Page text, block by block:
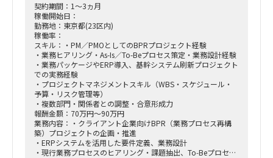
契約期間：1～3ヵ月
稼働開始日：
勤務地：東京都(23区内)
稼働率：
スキル：・PM／PMOとしてのBPRプロジェクト経験
・業務ヒアリング・As-Is／To-Beプロセス策定・業務設計経験
・業務パッケージやERP導入、基幹システム刷新プロジェクト
での実務経験
・プロジェクトマネジメントスキル（WBS・スケジュール・
予算・リスク管理等）
・複数部門・関係者との調整・合意形成力
報酬金額：70万円～90万円
業務内容：・クライアント企業向けBPR（業務プロセス再構
築）プロジェクトの企画・推進
・ERPシステムを活用した要件定義、業務設計
・現行業務プロセスのヒアリング・課題抽出、To‑Beプロセス